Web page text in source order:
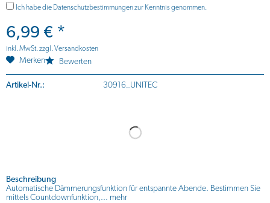
Ich habe die Datenschutzbestimmungenzur Kenntnis genommen.
6,99 € *
inkl. MwSt.zzgl. Versandkosten
Merken Bewerten
Artikel-Nr.: 30916_UNITEC
Beschreibung
Automatische Dämmerungsfunktion für entspannte Abende. Bestimmen Sie
mittels Countdownfunktion,... mehr